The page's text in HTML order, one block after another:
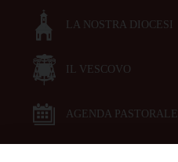
LA NOSTRA DIOCESI
IL VESCOVO
AGENDA PASTORALE